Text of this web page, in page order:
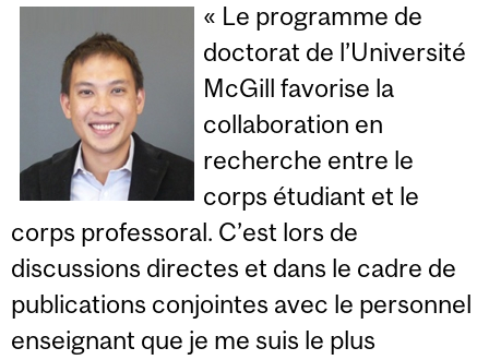
« Le programme de
doctorat de l’Université
McGill favorise la
collaboration en
recherche entre le
corps étudiant et le
corps professoral. C’est lors de
discussions directes et dans le cadre de
publications conjointes avec le personnel
enseignant que je me suis le plus